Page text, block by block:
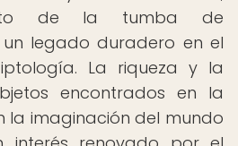
de la tumba de
legado duradero en el
La riqueza y la
encontrados en la
imaginación del mundo